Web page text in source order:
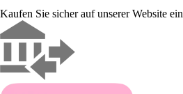
Kaufen Sie sicher auf unserer Website ein